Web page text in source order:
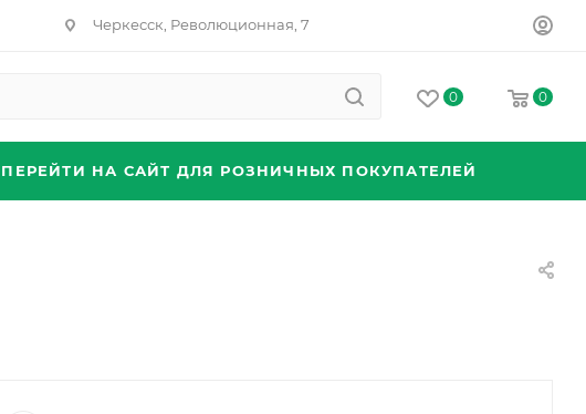
Черкесск, Революционная, 7
0 0
ПЕРЕЙТИ НА САЙТ ДЛЯ РОЗНИЧНЫХ ПОКУПАТЕЛЕЙ